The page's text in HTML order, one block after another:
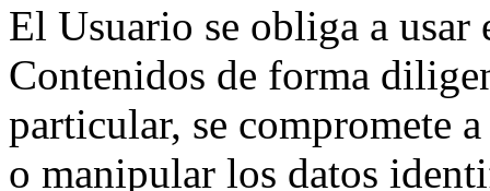
El Usuario se obliga a
Contenidos de forma
particular, se compromete
o manipular los datos